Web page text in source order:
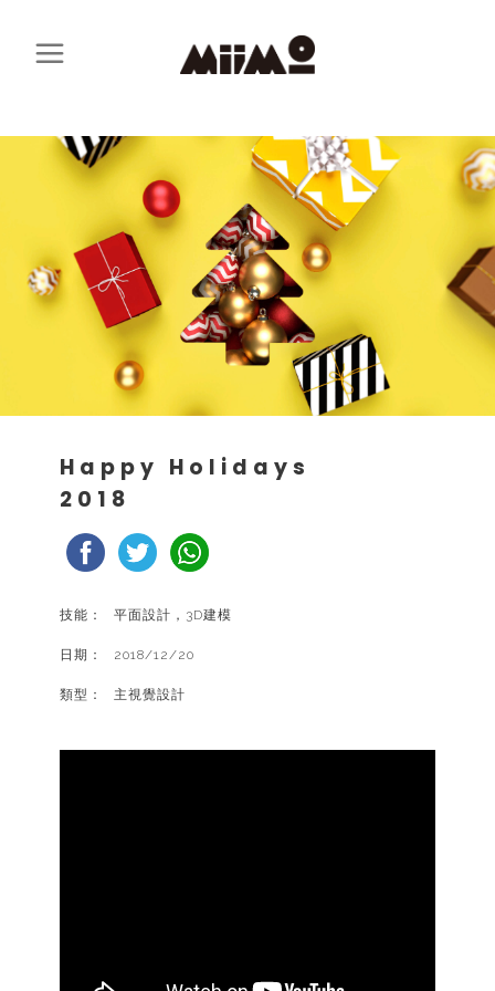
Happy Holidays
2018
技能： 平面設計，3D建模
日期： 2018/12/20
類型： 主視覺設計